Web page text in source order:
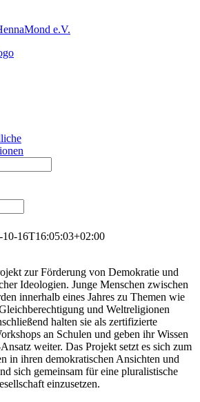
e.V.
10-16T16:05:03+02:00
zur Förderung von Demokratie und
Ideologien. Junge Menschen zwischen
innerhalb eines Jahres zu Themen wie
und Weltreligionen
halten sie als zertifizierte
an Schulen und geben ihr Wissen
weiter. Das Projekt setzt es sich zum
in ihren demokratischen Ansichten und
sich gemeinsam für eine pluralistische
einzusetzen.